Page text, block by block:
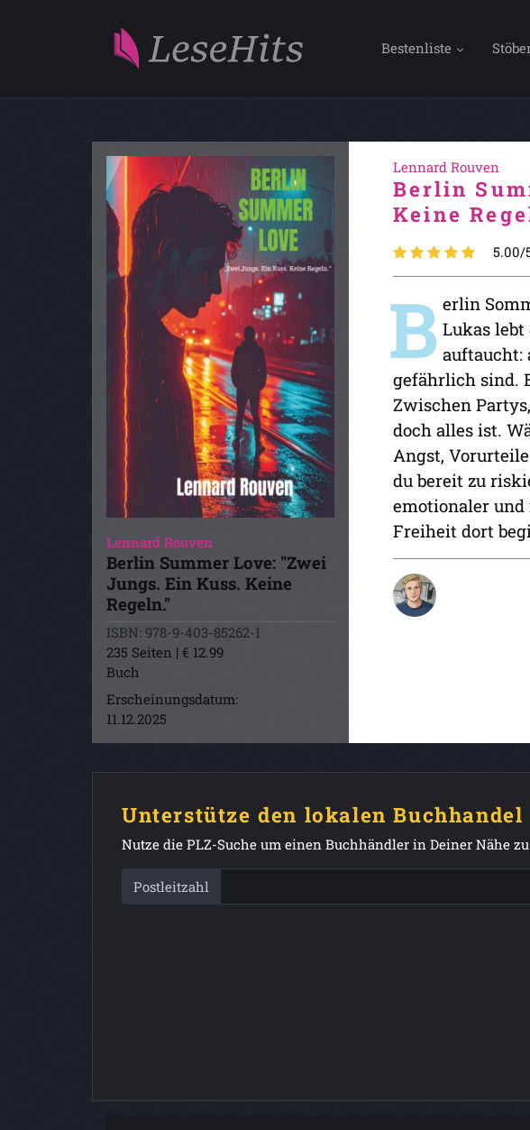
Bestenliste
Lennard Rouven
Berlin Summer Love: "Zwei
Jungs. Ein Kuss. Keine
Regeln."
ISBN: 978-9-403-85262-1
235 Seiten | € 12.99
Buch
Erscheinungsdatum:
11.12.2025
Lennard Rouven
Berlin
Keine
5.00/
B erlin
Lukas
auftaucht:
gefährlich sind.
Zwischen
doch alles ist.
Angst,
du bereit zu
emotionaler und
Freiheit dort
Unterstütze den lokalen Buchhandel
Nutze die PLZ-Suche um einen Buchhändler in Deiner Nähe
Postleitzahl